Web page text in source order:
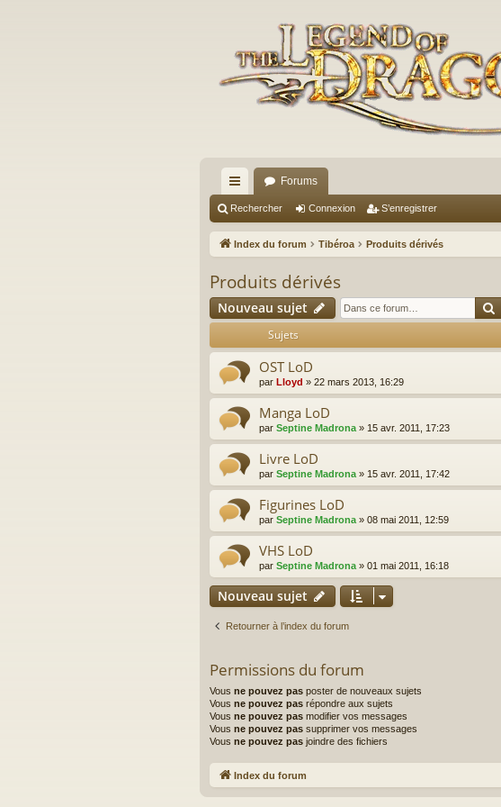
cc
ès
pi
de
Forums
Rechercher Connexion S’enregistrer
Index du forum Tibéroa Produits dérivés
Produits dérivés
Nouveau sujet
Sujets
OST LoD
par Lloyd » 22 mars 2013, 16:29
Manga LoD
par Septine Madrona » 15 avr. 2011, 17:23
Livre LoD
par Septine Madrona » 15 avr. 2011, 17:42
Figurines LoD
par Septine Madrona » 08 mai 2011, 12:59
VHS LoD
par Septine Madrona » 01 mai 2011, 16:18
Nouveau sujet
Retourner à l’index du forum
Permissions du forum
Vous ne pouvez pas poster de nouveaux sujets
Vous ne pouvez pas répondre aux sujets
Vous ne pouvez pas modifier vos messages
Vous ne pouvez pas supprimer vos messages
Vous ne pouvez pas joindre des fichiers
Index du forum